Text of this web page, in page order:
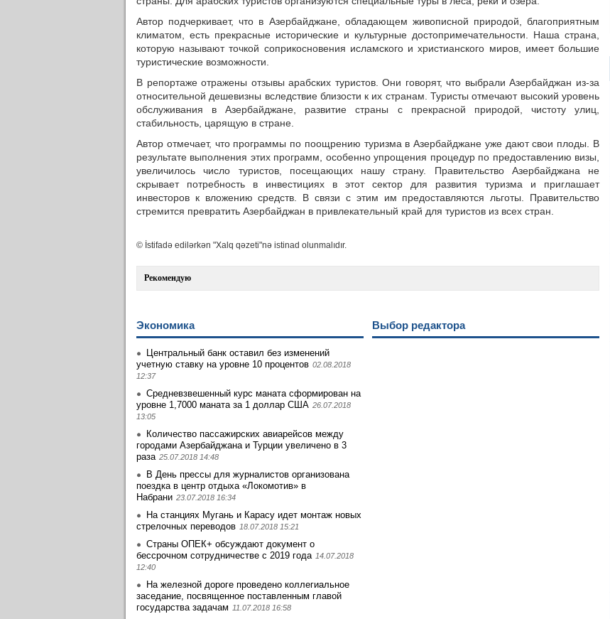
Автор подчеркивает, что в Азербайджане, обладающем живописной природой, благоприятным
климатом, есть прекрасные исторические и культурные достопримечательности. Наша страна,
которую называют точкой соприкосновения исламского и христианского миров, имеет большие
туристические возможности.
В репортаже отражены отзывы арабских туристов. Они говорят, что выбрали Азербайджан из-за
относительной дешевизны вследствие близости к их странам. Туристы отмечают высокий уровень
обслуживания в Азербайджане, развитие страны с прекрасной природой, чистоту улиц,
стабильность, царящую в стране.
Автор отмечает, что программы по поощрению туризма в Азербайджане уже дают свои плоды. В
результате выполнения этих программ, особенно упрощения процедур по предоставлению визы,
увеличилось число туристов, посещающих нашу страну. Правительство Азербайджана не
скрывает потребность в инвестициях в этот сектор для развития туризма и приглашает
инвесторов к вложению средств. В связи с этим им предоставляются льготы. Правительство
стремится превратить Азербайджан в привлекательный край для туристов из всех стран.
© İstifadə edilərkən "Xalq qəzeti"nə istinad olunmalıdır.
Рекомендую
Экономика
Центральный банк оставил без изменений
учетную ставку на уровне 10 процентов 02.08.2018
12:37
Средневзвешенный курс маната сформирован на
уровне 1,7000 маната за 1 доллар США 26.07.2018
13:05
Количество пассажирских авиарейсов между
городами Азербайджана и Турции увеличено в 3
раза 25.07.2018 14:48
В День прессы для журналистов организована
поездка в центр отдыха «Локомотив» в
Набрани 23.07.2018 16:34
На станциях Мугань и Карасу идет монтаж новых
стрелочных переводов 18.07.2018 15:21
Страны ОПЕК+ обсуждают документ о
бессрочном сотрудничестве с 2019 года 14.07.2018
12:40
На железной дороге проведено коллегиальное
заседание, посвященное поставленным главой
государства задачам 11.07.2018 16:58
Выбор редактора